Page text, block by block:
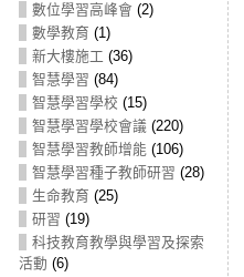
數位學習高峰會 (2)
數學教育 (1)
新大樓施工 (36)
智慧學習 (84)
智慧學習學校 (15)
智慧學習學校會議 (220)
智慧學習教師增能(106)
智慧學習種子教師研習 (28)
生命教育 (25)
研習 (19)
科技教育教學與學習及探索
活動 (6)